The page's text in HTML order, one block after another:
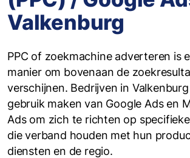
Valkenburg
PPC of zoekmachine adverteren is
manier om bovenaan de
verschijnen. Bedrijven in
gebruik maken van Google Ads en
Ads om zich te richten op
die verband houden met hun
diensten en de regio.